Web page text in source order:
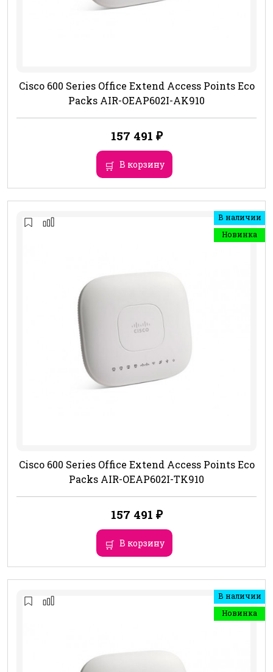
Cisco 600 Series Office Extend Access Points Eco
Packs AIR-OEAP602I-AK910
157 491 ₽
В корзину
В наличии
Новинка
Cisco 600 Series Office Extend Access Points Eco
Packs AIR-OEAP602I-TK910
157 491 ₽
В корзину
В наличии
Новинка